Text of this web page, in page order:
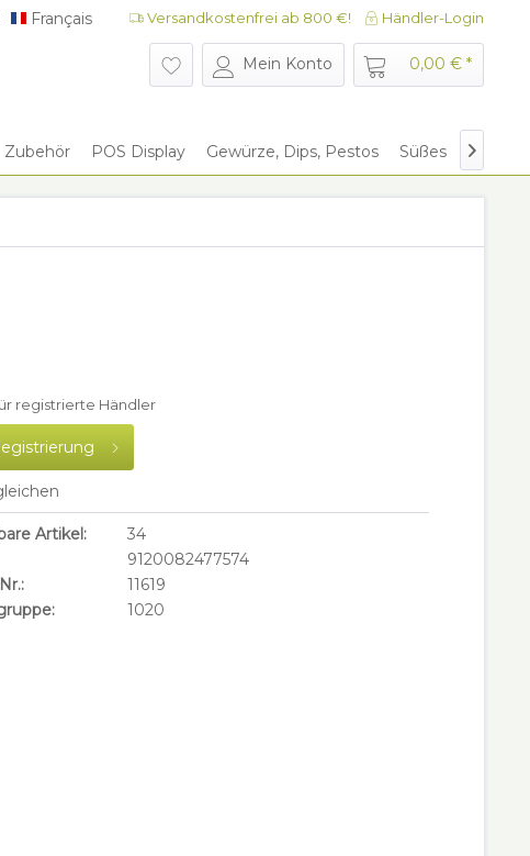
Français
Français Versandkostenfrei ab 800 €! Händler-Login
Mein Konto 0,00 € *
Zubehör POS Display Gewürze, Dips, Pestos Süßes Give

registrierte Händler
Artikel:
34
9120082477574
11619
1020